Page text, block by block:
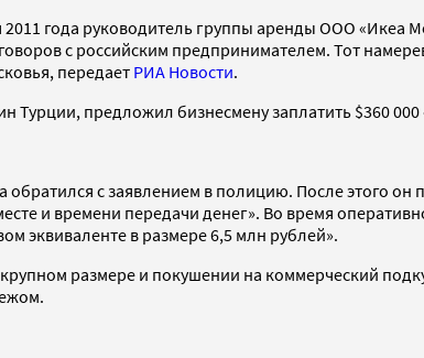
года руководитель группы аренды ООО
с российским предпринимателем. Тот
передает РИА Новости.
Турции, предложил бизнесмену заплатить $360
обратился с заявлением в полицию. После этого
и времени передачи денег». Во время
эквиваленте в размере 6,5 млн рублей».
размере и покушении на коммерческий